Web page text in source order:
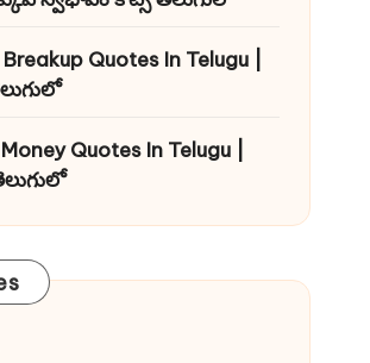
Quotes In Telugu |
Quotes In Telugu |